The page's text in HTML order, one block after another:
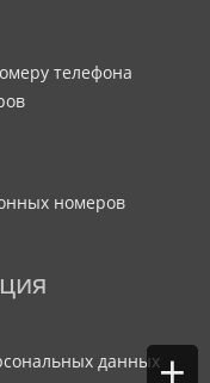
телефона
номеров
данных